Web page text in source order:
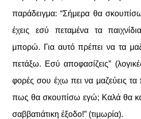
παράδειγμα: “Σήμερα θα
έχεις εσύ πεταμένα τα
μπορώ. Για αυτό πρέπει να τα
πετάξω. Εσύ αποφασίζεις”
φορές σου έχω πει να μαζεύεις
πως θα σκουπίσω εγώ; Καλά θα
σαββατιάτικη έξοδο!” (τιμωρία).